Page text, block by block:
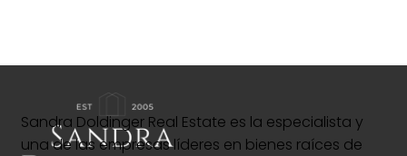
Sandra Doldinger Real Estate es la especialista y
una de las empresas líderes en bienes raíces de